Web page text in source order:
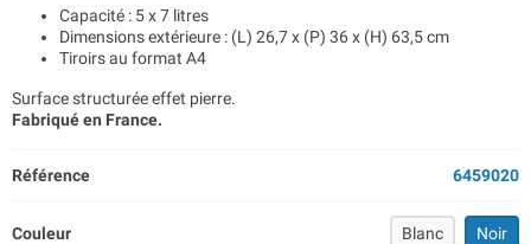
Capacité : 5 x 7 litres
Dimensions extérieure : (L) 26,7 x (P) 36 x (H) 63,5 cm
Tiroirs au format A4
Surface structurée effet pierre.
Fabriqué en France.
Référence 6459020
Couleur Blanc Noir